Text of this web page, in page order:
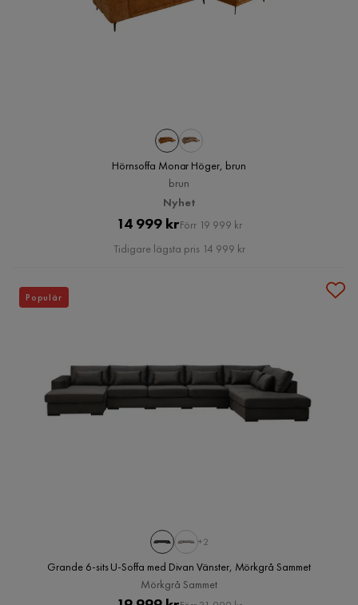
Hörnsoffa Monar Höger, brun
brun
Nyhet
Pris
14 999 krOriginal
Pris
Förr 19 999 kr
Tidigare lägsta pris 14 999 kr
+2
Grande 6-sits U-Soffa med Divan Vänster, Mörkgrå Sammet
Mörkgrå Sammet
Populär